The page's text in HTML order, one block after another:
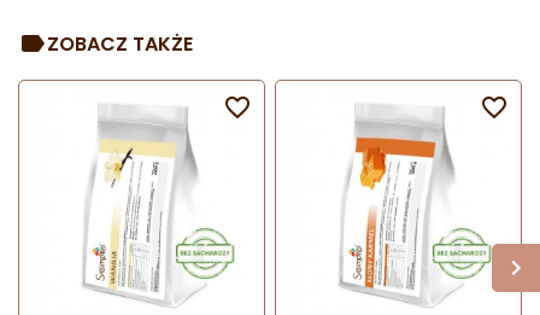
ZOBACZ TAKŻE
 